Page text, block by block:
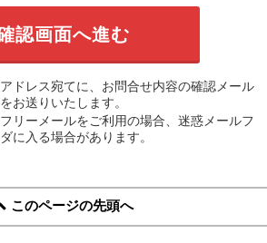
ドレス宛てに、お問合せ内容の確認メール
をお送りいたします。
リーメールをご利用の場合、迷惑メールフ
に入る場合があります。
このページの先頭へ